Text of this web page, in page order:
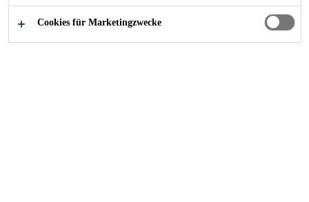
Dank nachgewiesener Haltbarkeit, Haftung
und Elastizität gewährleistet unser
Cookies für Marketingzwecke